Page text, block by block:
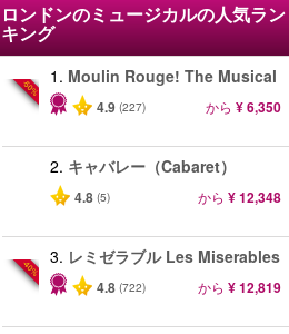
ロンドンのミュージカルの人気ラン
キング
-50%
1. Moulin Rouge! The Musical
4.9 (227) から ¥ 6,350
2. キャバレー（Cabaret）
4.8 (5) から ¥ 12,348
-40%
3. レミゼラブル Les Miserables
4.8 (722) から ¥ 12,819